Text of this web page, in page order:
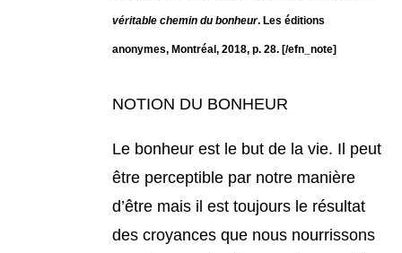
véritable chemin du bonheur. Les éditions
anonymes, Montréal, 2018, p. 28. [/efn_note]
NOTION DU BONHEUR
Le bonheur est le but de la vie. Il peut
être perceptible par notre manière
d’être mais il est toujours le résultat
des croyances que nous nourrissons